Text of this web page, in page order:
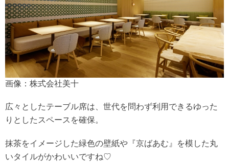
画像：株式会社美十
広々としたテーブル席は、世代を問わず利用できるゆった
りとしたスペースを確保。
抹茶をイメージした緑色の壁紙や『京ばあむ』を模した丸
いタイルがかわいいですね♡